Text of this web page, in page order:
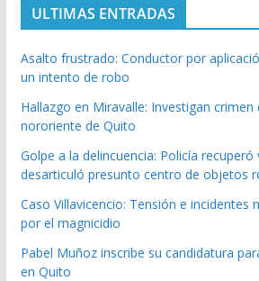
ULTIMAS ENTRADAS
Asalto frustrado: Conductor por
un intento de robo
Hallazgo en Miravalle: Investigan
nororiente de Quito
Golpe a la delincuencia: Policía recuperó
desarticuló presunto centro de objetos
Caso Villavicencio: Tensión e incidentes
por el magnicidio
Pabel Muñoz inscribe su candidatura
en Quito